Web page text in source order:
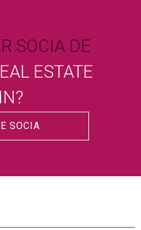
SOCIA DE
ESTATE
SOCIA